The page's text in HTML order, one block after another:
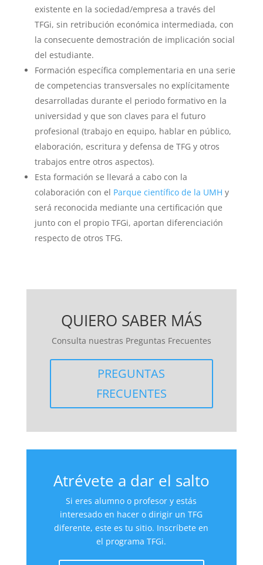
existente en la sociedad/empresa a través del
TFGi, sin retribución económica intermediada, con
la consecuente demostración de implicación social
del estudiante.
Formación específica complementaria en una serie
de competencias transversales no explícitamente
desarrolladas durante el periodo formativo en la
universidad y que son claves para el futuro
profesional (trabajo en equipo, hablar en público,
elaboración, escritura y defensa de TFG y otros
trabajos entre otros aspectos).
Esta formación se llevará a cabo con la
colaboración con el Parque científico de la UMH y
será reconocida mediante una certificación que
junto con el propio TFGi, aportan diferenciación
respecto de otros TFG.
QUIERO SABER MÁS
Consulta nuestras Preguntas Frecuentes
PREGUNTAS
FRECUENTES
Atrévete a dar el salto
Si eres alumno o profesor y estás
interesado en hacer o dirigir un TFG
diferente, este es tu sitio. Inscríbete en
el programa TFGi.